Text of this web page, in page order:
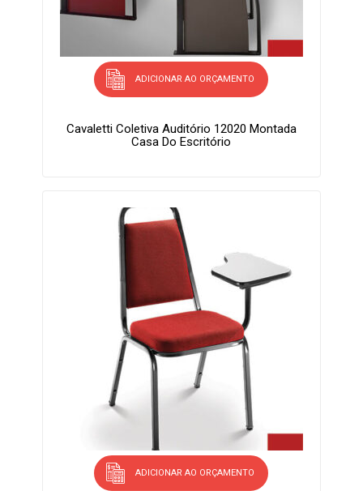
ADICIONAR AO ORÇAMENTO
Cavaletti Coletiva Auditório 12020 Montada
Casa Do Escritório
ADICIONAR AO ORÇAMENTO